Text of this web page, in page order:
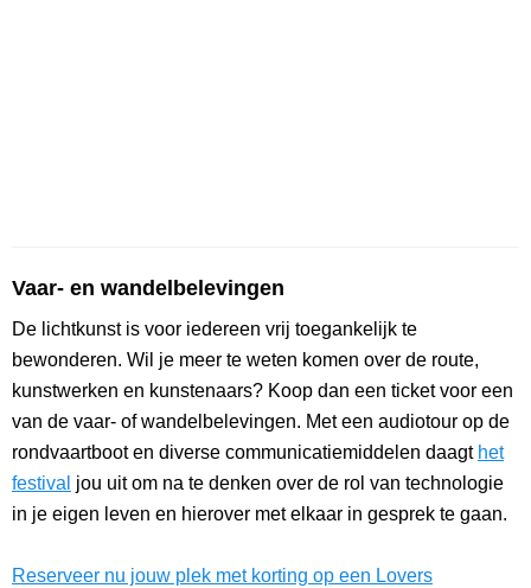
Vaar- en wandelbelevingen
De lichtkunst is voor iedereen vrij toegankelijk te
bewonderen. Wil je meer te weten komen over de route,
kunstwerken en kunstenaars? Koop dan een ticket voor een
van de vaar- of wandelbelevingen. Met een audiotour op de
rondvaartboot en diverse communicatiemiddelen daagt het
festival jou uit om na te denken over de rol van technologie
in je eigen leven en hierover met elkaar in gesprek te gaan.
Reserveer nu jouw plek met korting op een Lovers